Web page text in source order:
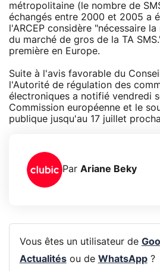
métropolitaine (le nombre de
échangés entre 2000 et 2005 a
l'ARCEP considère "nécessaire
du marché de gros de la TA
première en Europe.
Suite à l'avis favorable du
l'Autorité de régulation des
électroniques a notifié vendredi
Commission européenne et le
publique jusqu'au 17 juillet
Par Ariane Beky
Vous êtes un utilisateur de
Actualitésou de WhatsApp?